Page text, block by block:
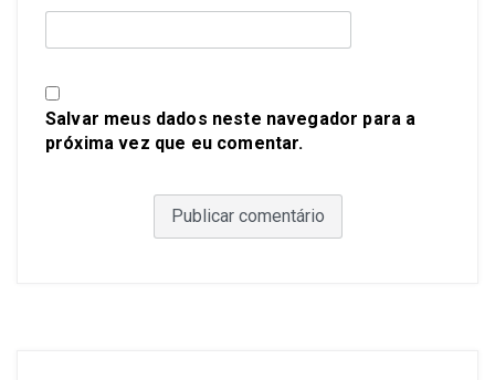
Salvar meus dados neste navegador para a
próxima vez que eu comentar.